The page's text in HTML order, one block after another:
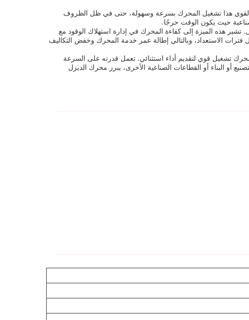
محرك تشغيل تبلغ 12 فولت 0.8 كيلو واط. يتيح محرك التشغيل القوي هذا تشغيل المحرك بسرعة وسهولة، حتى في ظل الظروف
حيث يكون الوقت حرجًا.
منخفضة تبلغ ≤1300 دورة في الدقيقة عند عدم وجود حمل. تشير هذه الميزة إلى كفاءة المحرك في إدارة استهلاك الوقود مع
الاستعداد، وبالتالي إطالة عمر خدمة المحرك وخفض التكاليف
تشغيل قوي لتقديم أداء استثنائي. تعمل قدرته على السرعة
أو البناء أو القطاعات الصناعية الأخرى، يبرز محرك الديزل